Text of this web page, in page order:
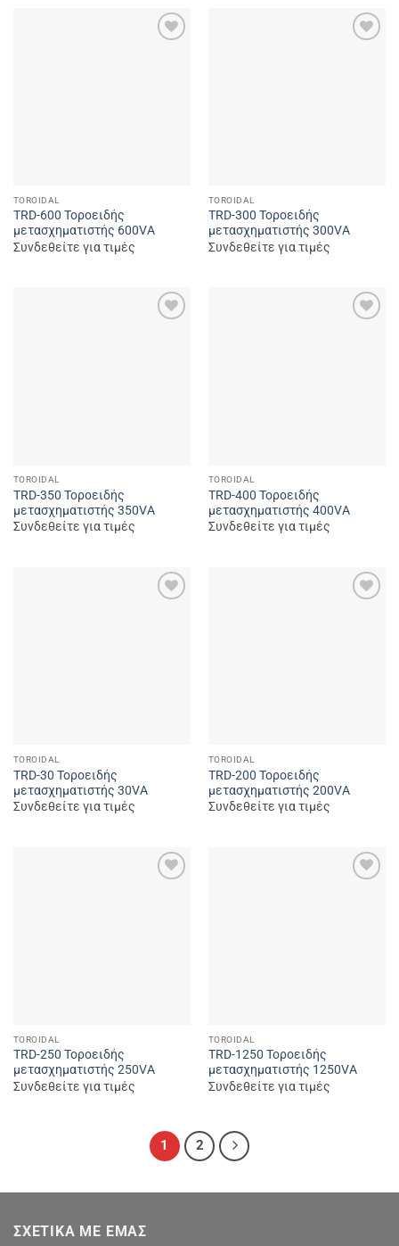
TOROIDAL
TRD-600 Τοροειδής
μετασχηματιστής 600VA
Συνδεθείτε για τιμές
TOROIDAL
TRD-300 Τοροειδής
μετασχηματιστής 300VA
Συνδεθείτε για τιμές
TOROIDAL
TRD-350 Τοροειδής
μετασχηματιστής 350VA
Συνδεθείτε για τιμές
TOROIDAL
TRD-400 Τοροειδής
μετασχηματιστής 400VA
Συνδεθείτε για τιμές
TOROIDAL
TRD-30 Τοροειδής
μετασχηματιστής 30VA
Συνδεθείτε για τιμές
TOROIDAL
TRD-200 Τοροειδής
μετασχηματιστής 200VA
Συνδεθείτε για τιμές
TOROIDAL
TRD-250 Τοροειδής
μετασχηματιστής 250VA
Συνδεθείτε για τιμές
TOROIDAL
TRD-1250 Τοροειδής
μετασχηματιστής 1250VA
Συνδεθείτε για τιμές
1 2
ΣΧΕΤΙΚΆ ΜΕ ΕΜΆΣ